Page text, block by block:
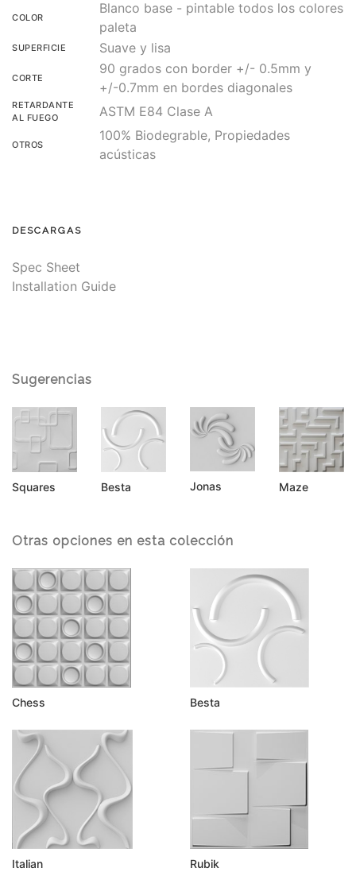
COLOR
Blanco base - pintable todos los colores
paleta
SUPERFICIE Suave y lisa
CORTE
90 grados con border +/- 0.5mm y
+/-0.7mm en bordes diagonales
RETARDANTE
AL FUEGO
ASTM E84 Clase A
OTROS
100% Biodegrable, Propiedades
acústicas
DESCARGAS
Spec Sheet
Installation Guide
Sugerencias
Squares Besta Jonas Maze
Otras opciones en esta colección
Chess Besta
Italian Rubik